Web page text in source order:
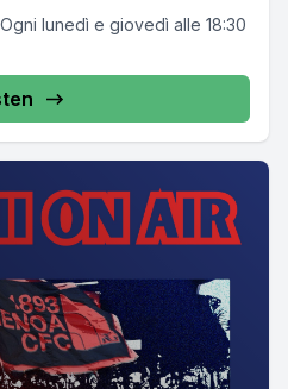
lunedì e giovedì alle 18:30